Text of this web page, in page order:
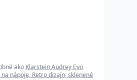
ako Klarstein Audrey Evo
nápoje, Retro dizajn, sklenené